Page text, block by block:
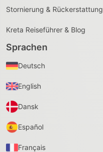
Stornierung & Rückerstattung
Kreta Reiseführer & Blog
Sprachen
Deutsch
English
Dansk
Español
Français